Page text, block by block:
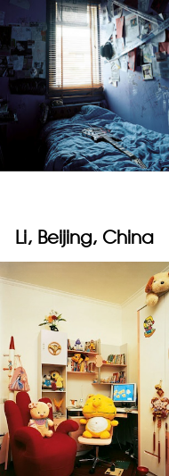
Li, Beijing, China